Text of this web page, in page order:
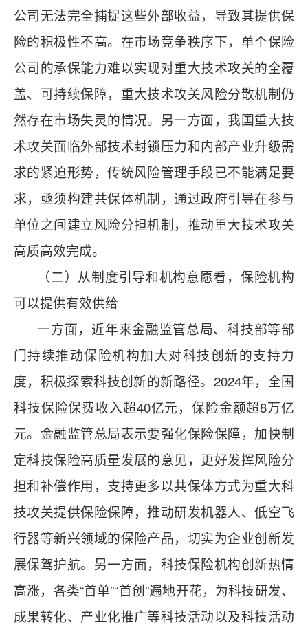
公司无法完全捕捉这些外部收益，导致其提供保
险的积极性不高。在市场竞争秩序下，单个保险
公司的承保能力难以实现对重大技术攻关的全覆
盖、可持续保障，重大技术攻关风险分散机制仍
然存在市场失灵的情况。另一方面，我国重大技
术攻关面临外部技术封锁压力和内部产业升级需
求的紧迫形势，传统风险管理手段已不能满足要
求，亟须构建共保体机制，通过政府引导在参与
单位之间建立风险分担机制，推动重大技术攻关
高质高效完成。
（二）从制度引导和机构意愿看，保险机构
可以提供有效供给
一方面，近年来金融监管总局、科技部等部
门持续推动保险机构加大对科技创新的支持力
度，积极探索科技创新的新路径。2024年，全国
科技保险保费收入超40亿元，保险金额超8万亿
元。金融监管总局表示要强化保险保障，加快制
定科技保险高质量发展的意见，更好发挥风险分
担和补偿作用，支持更多以共保体方式为重大科
技攻关提供保险保障，推动研发机器人、低空飞
行器等新兴领域的保险产品，切实为企业创新发
展保驾护航。另一方面， 科技保险机构创新热情
高涨，各类“首单”“首创”遍地开花，为科技研发、
成果转化、产业化推广等科技活动以及科技活动